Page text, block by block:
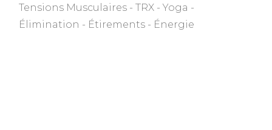
Tensions Musculaires
TRX
Yoga
Élimination
Étirements Énergie